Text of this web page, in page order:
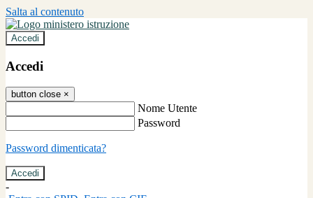
Salta al contenuto
Accedi
Accedi
button close ×
Nome Utente
Password
Password dimenticata?
-